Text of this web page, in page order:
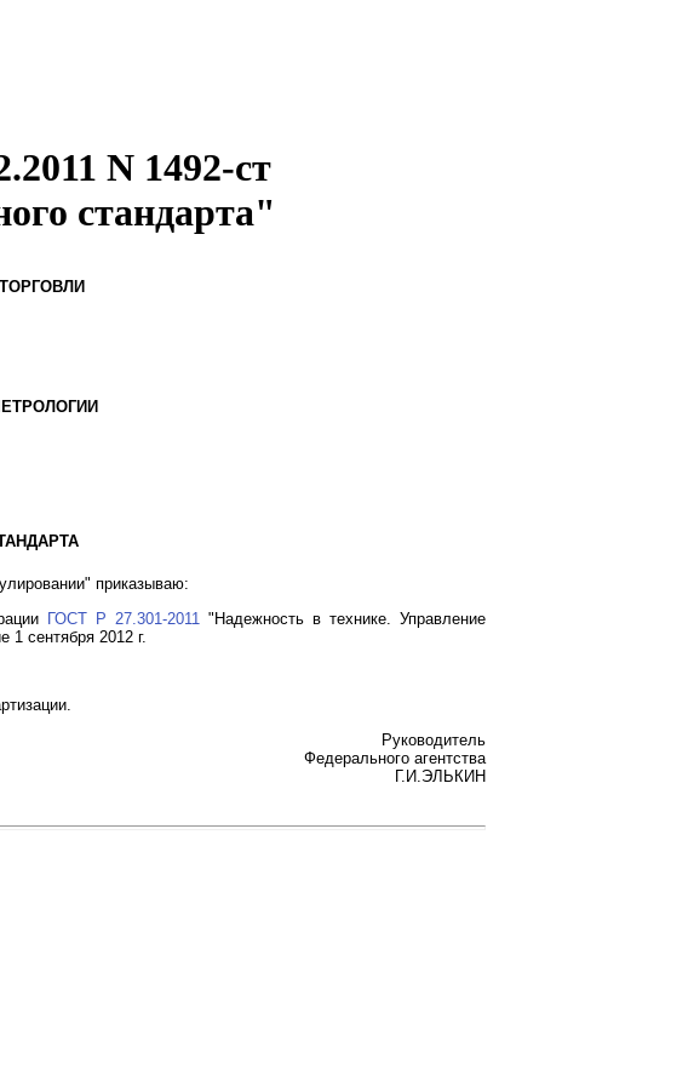
N 1492-ст
стандарта"
приказываю:
ГОСТ Р 27.301-2011 "Надежность в технике. Управление
1 сентября 2012 г.
Руководитель
Федерального агентства
Г.И.ЭЛЬКИН